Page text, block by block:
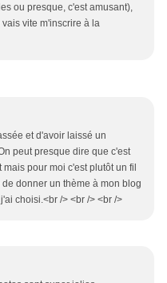
ou presque, c'est amusant),
vite m'inscrire à la
et d'avoir laissé un
peut presque dire que c'est
pour moi c'est plutôt un fil
donner un thème à mon blog
choisi.<br /> <br /> <br />